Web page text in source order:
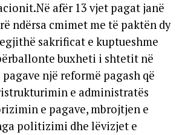
afër 13 vjet pagat janë
ndërsa cmimet me të paktën dy
sakrificat e kuptueshme
buxheti i shtetit në
një reformë pagash që
e administratës
e pagave, mbrojtjen e
politizimi dhe lëvizjet e